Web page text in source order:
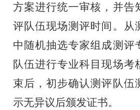
方案进行统一审核，并告
评队伍现场测评时间。从
中随机抽选专家组成测评
队伍进行专业科目现场考
束后，初步确认测评队伍
示无异议后颁发证书。